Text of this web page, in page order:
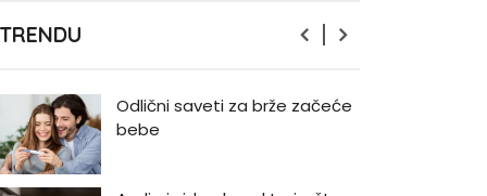
Odlični saveti za brže začeće
bebe